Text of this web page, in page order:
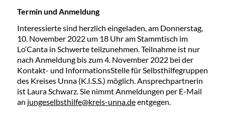
Termin und Anmeldung
Interessierte sind herzlich eingeladen, am Donnerstag,
10. November 2022 um 18 Uhr am Stammtisch im
Lo‘Canta in Schwerte teilzunehmen. Teilnahme ist nur
nach Anmeldung bis zum 4. November 2022 bei der
Kontakt- und InformationsStelle für Selbsthilfegruppen
des Kreises Unna (K.I.S.S.) möglich. Ansprechpartnerin
ist Laura Schwarz. Sie nimmt Anmeldungen per E-Mail
an jungeselbsthilfe@kreis-unna.deentgegen.